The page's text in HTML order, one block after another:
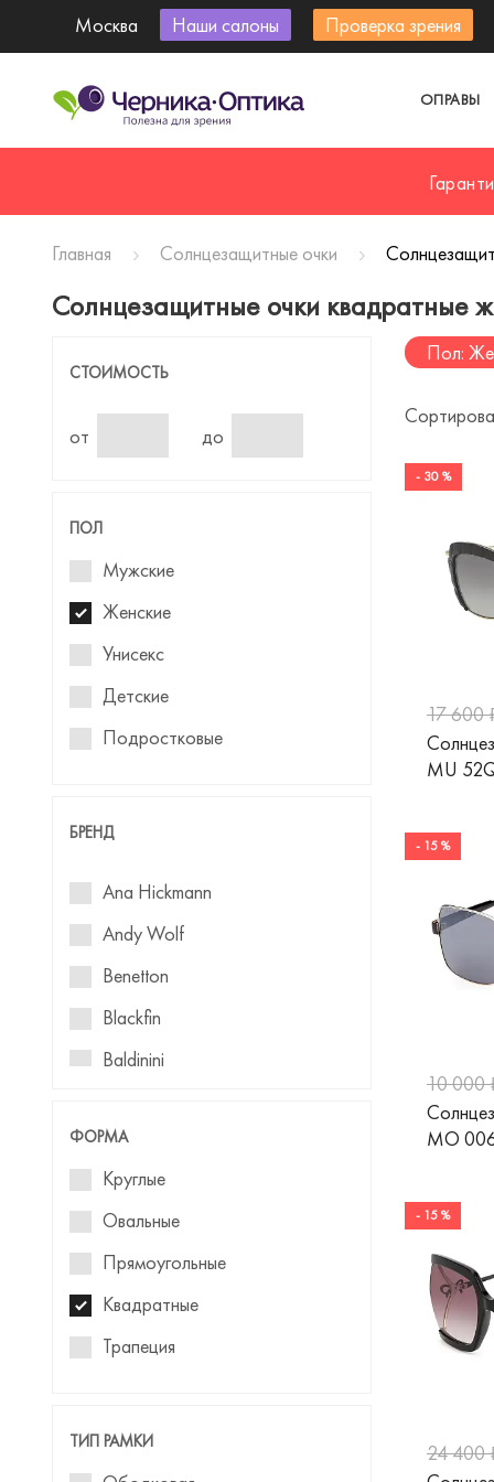
Москва Наши салоны Проверка зрения
ОПРАВЫ
Главная Солнцезащитные очки
Солнцезащитные очки квадратные
СТОИМОСТЬ
от до
ПОЛ
Мужские
Женские
Унисекс
Детские
Подростковые
Для мальчиков
БРЕНД
Ana Hickmann
Andy Wolf
Benetton
Blackfin
Baldinini
Boss
Carolina Herrera
Carrera
Cazal
Davidoff
Dior
Donna
ФОРМА
Круглые
Овальные
Прямоугольные
Квадратные
Трапеция
Кошачий глаз
Бабочка
ТИП РАМКИ
Пол:
- 30 %
17 600
MU
- 15 %
10 000
MO
- 15 %
24 400